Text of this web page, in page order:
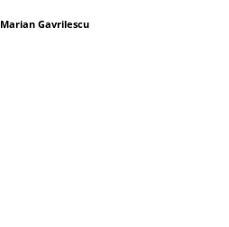
Marian Gavrilescu